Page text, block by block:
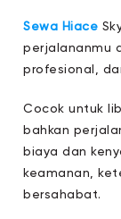
Sewa Hiace
perjalananmu
profesional,
Cocok untuk
bahkan
biaya dan
keamanan,
bersahabat.